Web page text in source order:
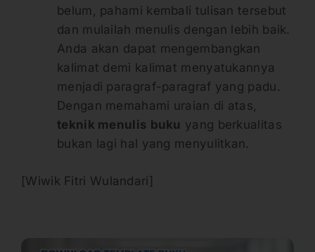
belum, pahami kembali tulisan tersebut
dan mulailah menulis dengan lebih baik.
Anda akan dapat mengembangkan
kalimat demi kalimat menyatukannya
menjadi paragraf-paragraf yang padu.
Dengan memahami uraian di atas,
teknik menulis buku yang berkualitas
bukan lagi hal yang menyulitkan.
[Wiwik Fitri Wulandari]